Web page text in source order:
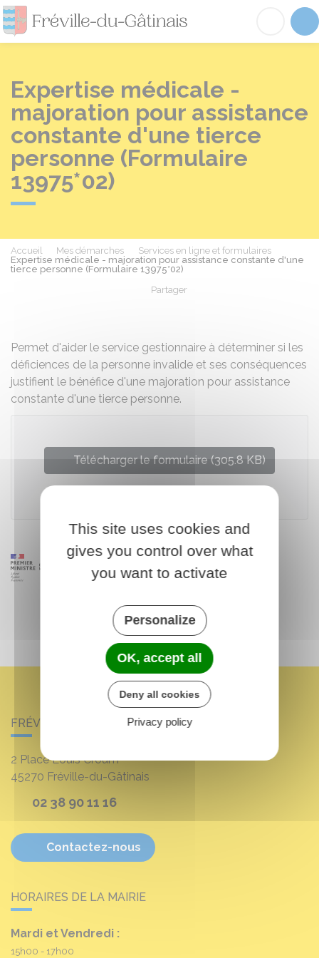
Fréville-du-
Expertise médicale -
majoration pour assistance
constante d'une tierce
personne (Formulaire
13975*02)
Accueil Mes démarches
Services en ligne et formulaires
Expertise médicale - majoration pour assistance constante d'une
tierce personne (Formulaire 13975*02)
Partager
Permet d'aider le service gestionnaire à déterminer si les
déficiences de la personne invalide et ses conséquences
justifient le bénéfice d'une majoration pour assistance
constante d'une tierce personne.
Télécharger le formulaire (305.8 KB)
FRÉVILLE-DU-GÂTINAIS
2 Place Louis Croum
45270 Fréville-du-Gâtinais
02 38 90 11 16
Contactez-nous
HORAIRES DE LA MAIRIE
Mardi et Vendredi :
15h00 - 17h00
This site uses cookies and
gives you control over what
you want to activate
Personalize
OK, accept all
Deny all cookies
Privacy policy